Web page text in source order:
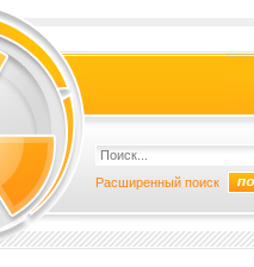
Расширенный поиск